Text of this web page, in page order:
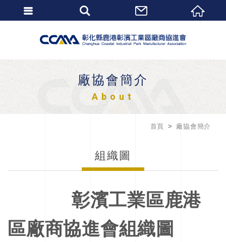
廠協會簡介
About
首頁 廠協會簡介
組織圖
彰濱工業區鹿港
區廠商協進會組織圖